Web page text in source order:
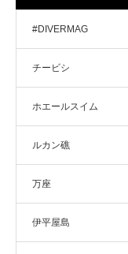
#DIVERMAG
チービシ
ホエールスイム
ルカン礁
万座
伊平屋島